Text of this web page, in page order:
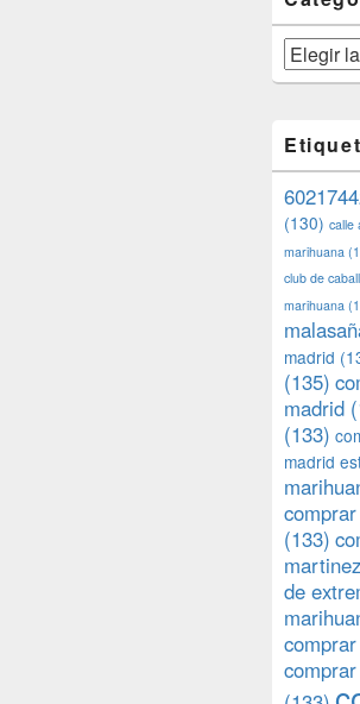
Categorías
(130) calle
marihuana
club de
marihuana
madrid
(135)
madrid
(133)
madrid
(133)
martinez
de